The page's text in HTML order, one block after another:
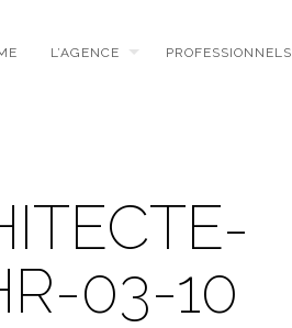
L’AGENCE PROFESSIONNELS
03-10